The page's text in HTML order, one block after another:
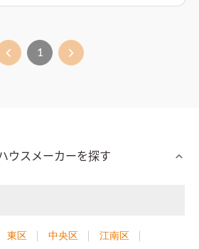
1
ウスメーカーを探す
東区 中央区
江南区